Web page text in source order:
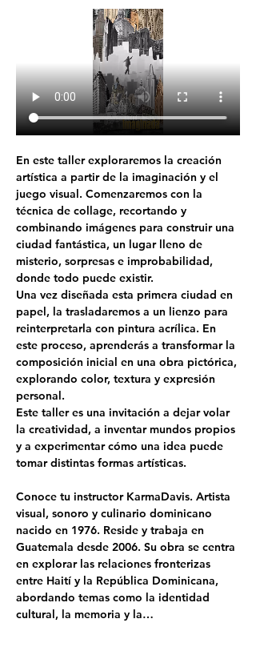
En este taller exploraremos la creación
artística a partir de la imaginación y el
juego visual. Comenzaremos con la
técnica de collage, recortando y
combinando imágenes para construir una
ciudad fantástica, un lugar lleno de
misterio, sorpresas e improbabilidad,
donde todo puede existir.
Una vez diseñada esta primera ciudad en
papel, la trasladaremos a un lienzo para
reinterpretarla con pintura acrílica. En
este proceso, aprenderás a transformar la
composición inicial en una obra pictórica,
explorando color, textura y expresión
personal.
Este taller es una invitación a dejar volar
la creatividad, a inventar mundos propios
y a experimentar cómo una idea puede
tomar distintas formas artísticas.
Conoce tu instructor KarmaDavis. Artista
visual, sonoro y culinario dominicano
nacido en 1976. Reside y trabaja en
Guatemala desde 2006. Su obra se centra
en explorar las relaciones fronterizas
entre Haití y la República Dominicana,
abordando temas como la identidad
cultural, la memoria y la…